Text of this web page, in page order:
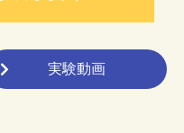
実験動画